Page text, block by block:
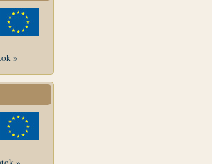
»